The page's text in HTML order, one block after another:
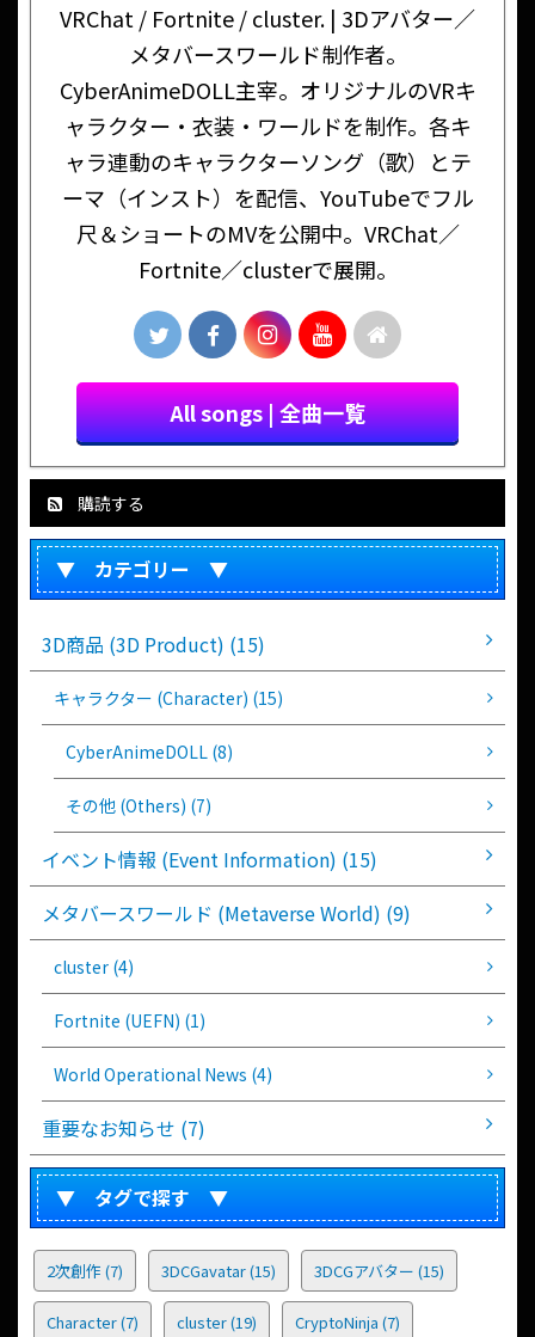
VRChat / Fortnite / cluster. | 3Dアバター／
メタバースワールド制作者。
CyberAnimeDOLL主宰。オリジナルのVRキ
ャラクター・衣装・ワールドを制作。各キ
ャラ連動のキャラクターソング（歌）とテ
ーマ（インスト）を配信、YouTubeでフル
尺＆ショートのMVを公開中。VRChat／
Fortnite／clusterで展開。
All songs | 全曲一覧
購読する
▼ カテゴリー ▼
3D商品 (3D Product) (15)
キャラクター (Character) (15)
CyberAnimeDOLL (8)
その他 (Others) (7)
イベント情報 (Event Information) (15)
メタバースワールド (Metaverse World) (9)
cluster (4)
Fortnite (UEFN) (1)
World Operational News (4)
重要なお知らせ (7)
▼ タグで探す ▼
2次創作 (7) 3DCGavatar(15) 3DCGアバター (15)
Character(7) cluster(19) CryptoNinja (7)